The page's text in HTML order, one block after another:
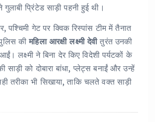
प्रिंटेड साड़ी पहनी हुई थी।
पश्चिमी गेट पर क्विक रिस्पांस टीम में तैनात
पुलिस कीमहिला आरक्षी लक्ष्मी देवीतुरंत उनकी
लक्ष्मी ने बिना देर किए विदेशी पर्यटकों के
को दोबारा बांधा, प्लेट्स बनाईं और उन्हें
तरीका भी सिखाया, ताकि चलते वक्त साड़ी